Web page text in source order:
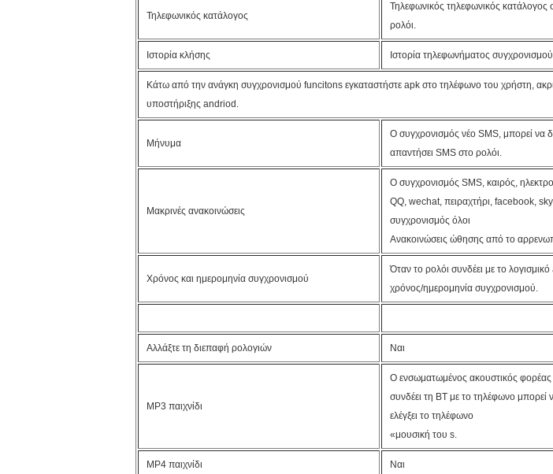
Τηλεφωνικός κατάλογος
Τηλεφωνικός τηλεφωνικός κατάλογος
ρολόι.
Ιστορία κλήσης Ιστορία τηλεφωνήματος
Κάτω από την ανάγκη συγχρονισμού funcitons εγκαταστήστε apk στο τηλέφωνο του χρήστη,
υποστήριξης andriod.
Μήνυμα
Ο συγχρονισμός νέο SMS, μπορεί να
απαντήσει SMS στο ρολόι.
Μακρινές ανακοινώσεις
Ο συγχρονισμός SMS, καιρός,
QQ, wechat, πειραχτήρι, facebook,
συγχρονισμός όλοι
Ανακοινώσεις ώθησης από το
Χρόνος και ημερομηνία συγχρονισμού
Όταν το ρολόι συνδέει με το
χρόνος/ημερομηνία συγχρονισμού.
Αλλάξτε τη διεπαφή ρολογιών Ναι
MP3 παιχνίδι
Ο ενσωματωμένος ακουστικός φορέας
συνδέει τη BT με το τηλέφωνο μπορεί
ελέγξει το τηλέφωνο
«μουσική του s.
MP4 παιχνίδι Ναι